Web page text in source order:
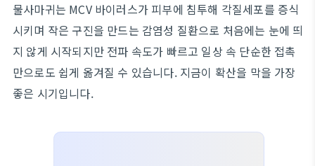
물사마귀는 MCV 바이러스가 피부에 침투해 각질세포를 증식
시키며 작은 구진을 만드는 감염성 질환으로 처음에는 눈에 띄
지 않게 시작되지만 전파 속도가 빠르고 일상 속 단순한 접촉
만으로도 쉽게 옮겨질 수 있습니다. 지금이 확산을 막을 가장
좋은 시기입니다.